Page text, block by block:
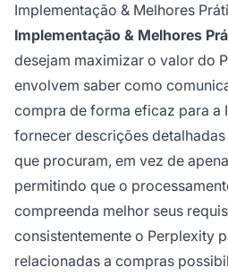
Implementação & Melhores
Implementação & Melhores
desejam maximizar o valor do
envolvem saber como
compra de forma eficaz para a
fornecer descrições
que procuram, em vez de
permitindo que o
compreenda melhor seus
consistentemente o Perplexity
relacionadas a compras